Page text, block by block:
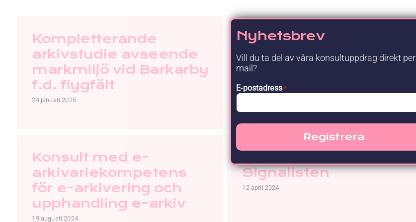
Upgraded Förmåner
Kompletterande
arkivstudie avseende
markmiljö vid Barkarby
f.d. flygfält
24 januari 2025
Samordning av
framtagande av
informationshantering
splaner för Sektorn för
Konsult med e-
arkivariekompetens
för e-arkivering och
upphandling e-arkiv
19 augusti 2024
Signalisten
12 april 2024
Nyhetsbrev
Vill du ta del av våra konsultuppdrag direkt per
mail?
E-postadress *